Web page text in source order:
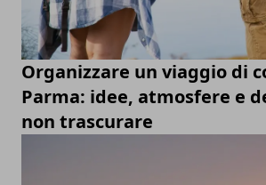
Organizzare un viaggio di
Parma: idee, atmosfere e
non trascurare